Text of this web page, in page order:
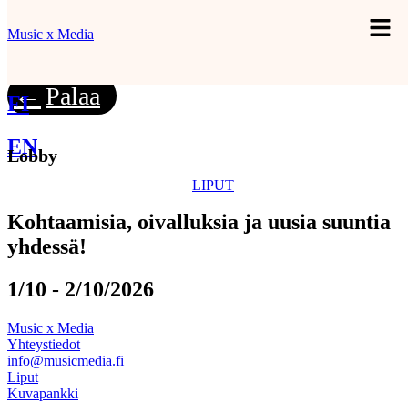
Music x Media
FI
EN
LIPUT
Palaa
Lobby
Kohtaamisia, oivalluksia ja uusia suuntia
yhdessä!
1/10 - 2/10/2026
Music x Media
Yhteystiedot
info@musicmedia.fi
Liput
Kuvapankki